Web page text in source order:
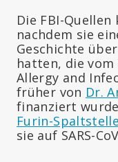
Die FBI-
nachdem sie
Geschichte
hatten, die
Allergy and
früher von Dr.
finanziert
Furin-Spaltstelle
sie auf SARS-